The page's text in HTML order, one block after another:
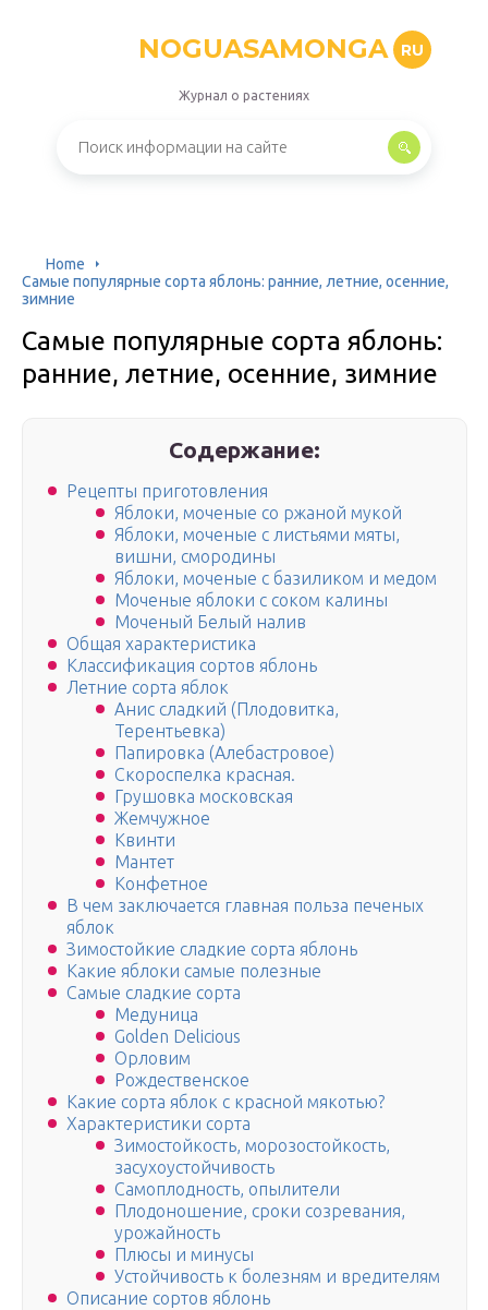
NOGUASAMONGA RU
Журнал о растениях
Home
Самые популярные сорта яблонь: ранние, летние, осенние,
зимние
Самые популярные сорта яблонь:
ранние, летние, осенние, зимние
Содержание:
Рецепты приготовления
Яблоки, моченые со ржаной мукой
Яблоки, моченые с листьями мяты,
вишни, смородины
Яблоки, моченые с базиликом и медом
Моченые яблоки с соком калины
Моченый Белый налив
Общая характеристика
Классификация сортов яблонь
Летние сорта яблок
Анис сладкий (Плодовитка,
Терентьевка)
Папировка (Алебастровое)
Скороспелка красная.
Грушовка московская
Жемчужное
Квинти
Мантет
Конфетное
В чем заключается главная польза печеных
яблок
Зимостойкие сладкие сорта яблонь
Какие яблоки самые полезные
Самые сладкие сорта
Медуница
Golden Delicious
Орловим
Рождественское
Какие сорта яблок с красной мякотью?
Характеристики сорта
Зимостойкость, морозостойкость,
засухоустойчивость
Самоплодность, опылители
Плодоношение, сроки созревания,
урожайность
Плюсы и минусы
Устойчивость к болезням и вредителям
Описание сортов яблонь